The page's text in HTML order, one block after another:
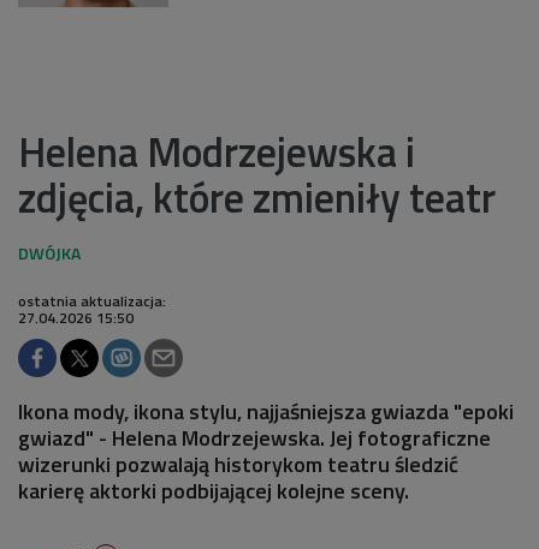
Helena Modrzejewska i
zdjęcia, które zmieniły teatr
ostatnia aktualizacja:
27.04.2026 15:50
Ikona mody, ikona stylu, najjaśniejsza gwiazda "epoki
gwiazd" - Helena Modrzejewska. Jej fotograficzne
wizerunki pozwalają historykom teatru śledzić
karierę aktorki podbijającej kolejne sceny.